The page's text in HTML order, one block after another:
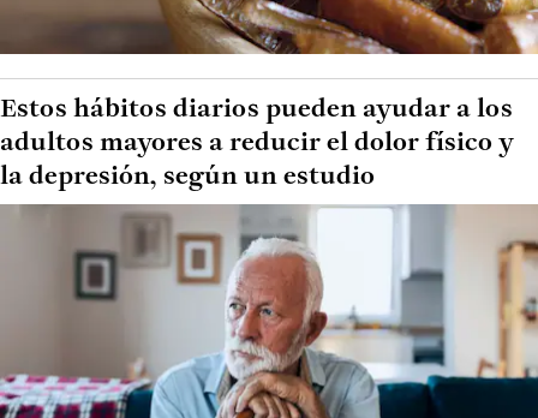
Estos hábitos diarios pueden ayudar a los
adultos mayores a reducir el dolor físico y
la depresión, según un estudio